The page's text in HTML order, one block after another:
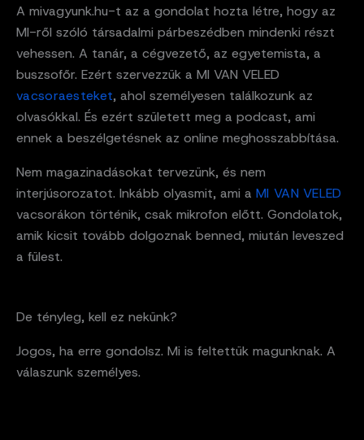
A mivagyunk.hu-t az a gondolat hozta létre, hogy az
MI-ről szóló társadalmi párbeszédben mindenki részt
vehessen. A tanár, a cégvezető, az egyetemista, a
buszsofőr. Ezért szervezzük a MI VAN VELED
vacsoraesteket, ahol személyesen találkozunk az
olvasókkal. És ezért született meg a podcast, ami
ennek a beszélgetésnek az online meghosszabbítása.
Nem magazinadásokat tervezünk, és nem
interjúsorozatot. Inkább olyasmit, ami a MI VAN VELED
vacsorákon történik, csak mikrofon előtt. Gondolatok,
amik kicsit tovább dolgoznak benned, miután leveszed
a fülest.
De tényleg, kell ez nekünk?
Jogos, ha erre gondolsz. Mi is feltettük magunknak. A
válaszunk személyes.